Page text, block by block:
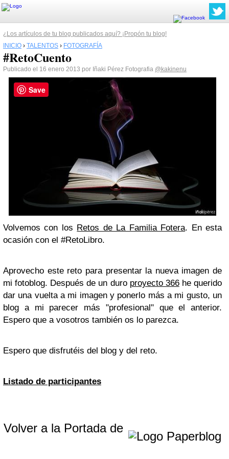
¿Los artículos de tu blog publicados aquí? ¡Propón tu blog!
INICIO › TALENTOS › FOTOGRAFÍA
#RetoCuento
Publicado el 16 enero 2013 por Iñaki Pérez Fotografia @kakinenu
Volvemos con los Retos de La Familia Fotera. En esta
ocasión con el #RetoLibro.
Aprovecho este reto para presentar la nueva imagen de
mi fotoblog. Después de un duro proyecto 366he querido
dar una vuelta a mi imagen y ponerlo más a mi gusto, un
blog a mi parecer más "profesional" que el anterior.
Espero que a vosotros también os lo parezca.
Espero que disfrutéis del blog y del reto.
Listado de participantes
Volver a la Portada de
Save